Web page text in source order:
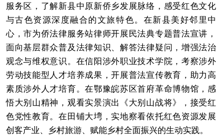
服务区，了解新县中原新侨乡发展脉络，感受红色文化
与古色资源深度融合的文旅特色。在新县美好邻里中
心，市为侨法律服务站律师开展民法典专题普法宣讲，
面向基层群众普及法律知识、解答法律疑问，增强法治
观念与维权意识。在信阳涉外职业技术学院，考察涉外
劳动技能型人才培养成果，开展普法宣传教育，助力高
素质涉外人才培育。在鄂豫皖苏区首府革命博物馆，感
悟大别山精神，观看实景演出《大别山战将》，接受红
色党性教育。在田铺大塆，实地察看依托红色资源发展
创客产业、乡村旅游、赋能乡村全面振兴的生动实践。